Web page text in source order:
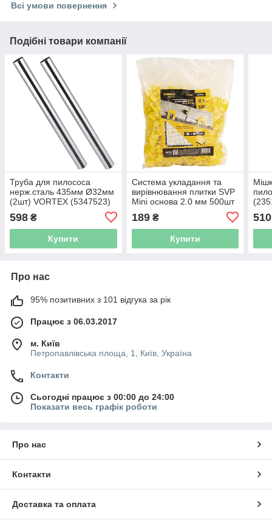
Всі умови повернення
Подібні товари компанії
Труба для пилососа
нерж.сталь 435мм Ø32мм
(2шт) VORTEX (5347523)
598 ₴
Купити
Система укладання та
вирівнювання плитки SVP
Mini основа 2.0 мм 500шт
189₴
Купити
510
Про нас
95% позитивних з 101 відгука за рік
Працює з 06.03.2017
м. Київ
Петропавлівська площа, 1, Київ, Україна
Контакти
Сьогодні працює з 00:00 до 24:00
Показати весь графік роботи
Про нас
Контакти
Доставка та оплата